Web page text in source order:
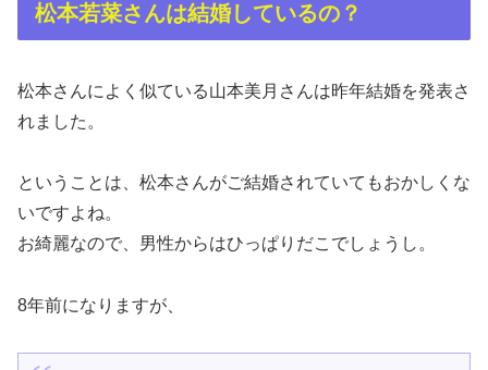
松本若菜さんは結婚しているの？
松本さんによく似ている山本美月さんは昨年結婚を発表さ
れました。
ということは、松本さんがご結婚されていてもおかしくな
いですよね。
お綺麗なので、男性からはひっぱりだこでしょうし。
8年前になりますが、